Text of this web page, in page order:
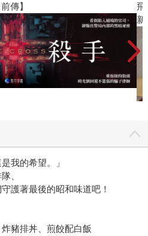
傳】
飛
新
我的希望。」
、
護著最後的昭和味道吧！
豬排丼、煎餃配白飯